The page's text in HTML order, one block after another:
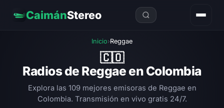
CaimánStereo
Inicio›Reggae
🇨🇴
Radios de Reggae en Colombia
Explora las 109 mejores emisoras de Reggae en
Colombia. Transmisión en vivo gratis 24/7.